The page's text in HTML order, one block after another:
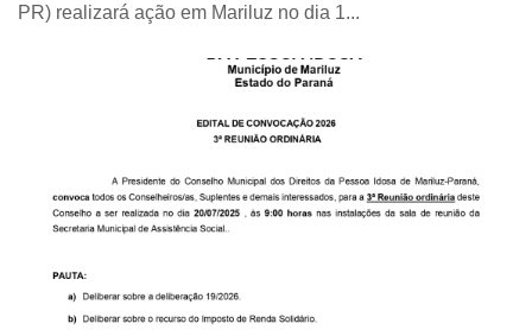
PR) realizará ação em Mariluz no dia 1...